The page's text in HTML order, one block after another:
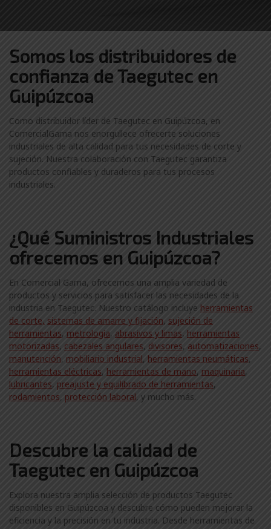
Somos los distribuidores de
confianza deTaegutec en
Guipúzcoa
Como distribuidor líder de Taegutec en Guipúzcoa, en
ComercialGama nos enorgullece ofrecerte soluciones
industriales de alta calidad para tus necesidades de corte y
sujeción. Nuestra colaboración con Taegutec garantiza
productos confiables y duraderos para tus procesos
industriales.
¿Qué Suministros Industriales
ofrecemos en Guipúzcoa?
En Comercial Gama, ofrecemos una amplia variedad de
productos y servicios para satisfacer las necesidades de la
industria en Taegutec. Nuestro catálogo incluye herramientas
de corte, sistemas de amarre y fijación, sujeción de
herramientas, metrología, abrasivos y limas, herramientas
motorizadas, cabezales angulares, divisores, automatizaciones,
manutención, mobiliario industrial, herramientas neumáticas,
herramientas eléctricas, herramientas de mano, maquinaria,
lubricantes, preajuste y equilibrado de herramientas,
rodamientos, protección laboral, y mucho más.
Descubre la calidad de
Taegutec en Guipúzcoa
Explora nuestra amplia selección de productos Taegutec
disponibles en Guipúzcoa y descubre cómo pueden mejorar la
eficiencia y la precisión en tu industria. Desde herramientas de